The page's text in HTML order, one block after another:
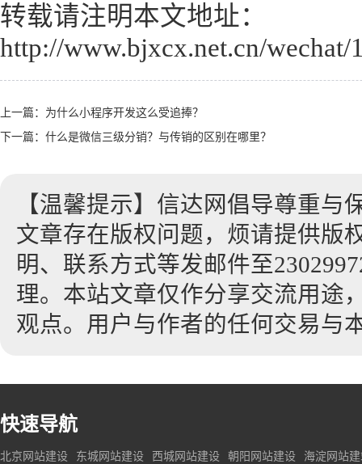
转载请注明本文地址：
http://www.bjxcx.net.cn/wechat/
上一篇： 为什么小程序开发这么受追捧？
下一篇： 什么是微信三级分销？与传销的区别在哪里？
【温馨提示】信达网倡导尊重与
文章存在版权问题，烦请提供版
明、联系方式等发邮件至
理。本站文章仅作分享交流用途
观点。用户与作者的任何交易与
快速导航
北京网站建设 东城网站建设 西城网站建设 朝阳网站建设 海淀网站